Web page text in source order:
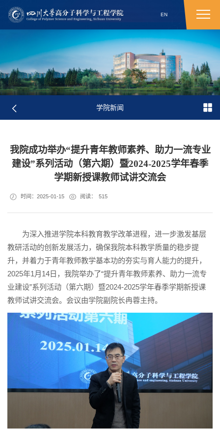
EN
学院新闻
我院成功举办“提升青年教师素养、助力一流专业
建设”系列活动（第六期）暨2024-2025学年春季
学期新授课教师试讲交流会
时间：2025-01-15 阅读： 515
为深入推进学院本科教育教学改革进程，进一步激发基层
教研活动的创新发展活力，确保我院本科教学质量的稳步提
升，并着力于青年教师教学基本功的夯实与育人能力的提升，
2025年1月14日，我院举办了“提升青年教师素养、助力一流专
业建设”系列活动（第六期）暨2024-2025学年春季学期新授课
教师试讲交流会。会议由学院副院长冉蓉主持。